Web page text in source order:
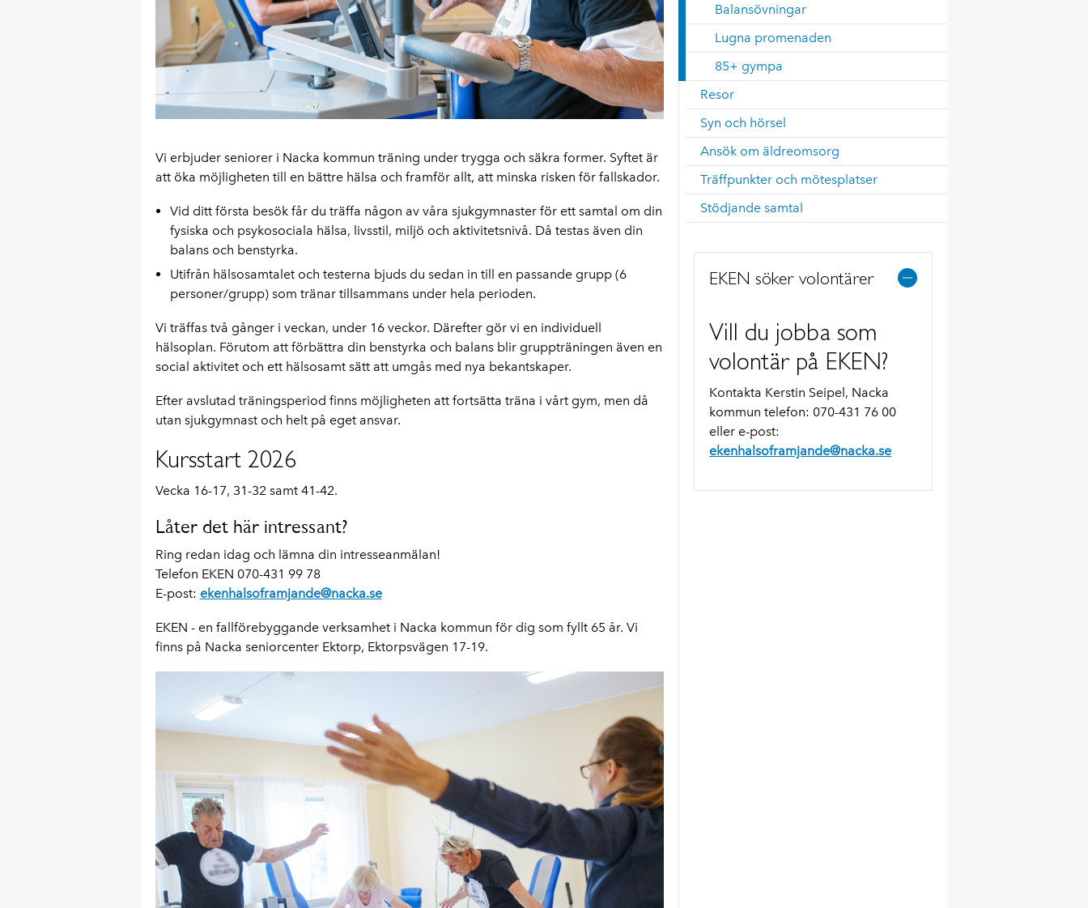
Balansövningar
Lugna promenaden
85+ gympa
Resor
Syn och hörsel
Ansök om äldreomsorg
Träffpunkter och mötesplatser
Stödjande samtal
EKEN söker volontärer
Vill du jobba som
volontär på EKEN?
Kontakta Kerstin Seipel, Nacka
kommun telefon: 070-431 76 00
eller e-post:
ekenhalsoframjande@nacka.se
Vi erbjuder seniorer i Nacka kommun träning under trygga och säkra former. Syftet är
att öka möjligheten till en bättre hälsa och framför allt, att minska risken för fallskador.
Vid ditt första besök får du träffa någon av våra sjukgymnaster för ett samtal om din
fysiska och psykosociala hälsa, livsstil, miljö och aktivitetsnivå. Då testas även din
balans och benstyrka.
Utifrån hälsosamtalet och testerna bjuds du sedan in till en passande grupp (6
personer/grupp) som tränar tillsammans under hela perioden.
Vi träffas två gånger i veckan, under 16 veckor. Därefter gör vi en individuell
hälsoplan. Förutom att förbättra din benstyrka och balans blir gruppträningen även en
social aktivitet och ett hälsosamt sätt att umgås med nya bekantskaper.
Efter avslutad träningsperiod finns möjligheten att fortsätta träna i vårt gym, men då
utan sjukgymnast och helt på eget ansvar.
Kursstart 2026
Vecka 16-17, 31-32 samt 41-42.
Låter det här intressant?
Ring redan idag och lämna din intresseanmälan!
Telefon EKEN 070-431 99 78
E-post: ekenhalsoframjande@nacka.se
EKEN - en fallförebyggande verksamhet i Nacka kommun för dig som fyllt 65 år. Vi
finns på Nacka seniorcenter Ektorp, Ektorpsvägen 17-19.